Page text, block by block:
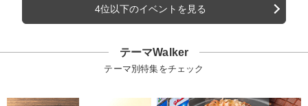
4位以下のイベントを見る
テーマWalker
テーマ別特集をチェック